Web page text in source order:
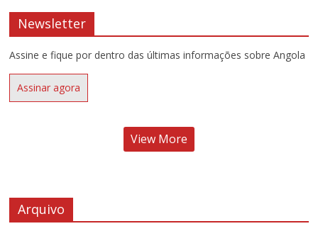
Newsletter
Assine e fique por dentro das últimas informações sobre Angola
Assinar agora
View More
Arquivo